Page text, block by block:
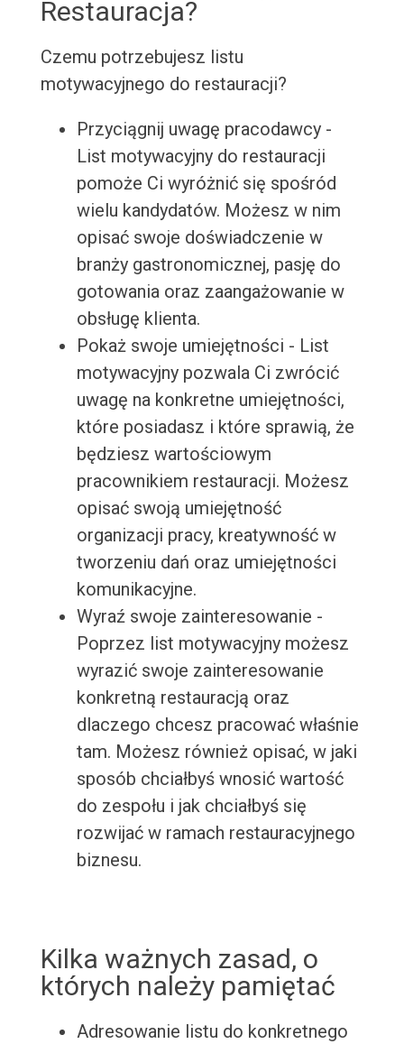
Restauracja?
Czemu potrzebujesz listu
motywacyjnego do restauracji?
Przyciągnij uwagę pracodawcy -
List motywacyjny do restauracji
pomoże Ci wyróżnić się spośród
wielu kandydatów. Możesz w nim
opisać swoje doświadczenie w
branży gastronomicznej, pasję do
gotowania oraz zaangażowanie w
obsługę klienta.
Pokaż swoje umiejętności - List
motywacyjny pozwala Ci zwrócić
uwagę na konkretne umiejętności,
które posiadasz i które sprawią, że
będziesz wartościowym
pracownikiem restauracji. Możesz
opisać swoją umiejętność
organizacji pracy, kreatywność w
tworzeniu dań oraz umiejętności
komunikacyjne.
Wyraź swoje zainteresowanie -
Poprzez list motywacyjny możesz
wyrazić swoje zainteresowanie
konkretną restauracją oraz
dlaczego chcesz pracować właśnie
tam. Możesz również opisać, w jaki
sposób chciałbyś wnosić wartość
do zespołu i jak chciałbyś się
rozwijać w ramach restauracyjnego
biznesu.
Kilka ważnych zasad, o
których należy pamiętać
Adresowanie listu do konkretnego